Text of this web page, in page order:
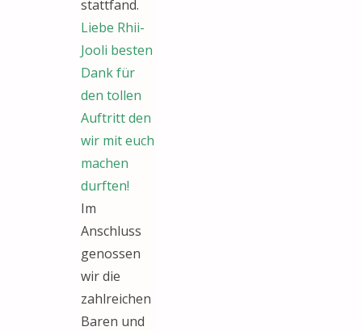
stattfand.
Liebe Rhii-
Jooli besten
Dank für
den tollen
Auftritt den
wir mit euch
machen
durften!
Im
Anschluss
genossen
wir die
zahlreichen
Baren und